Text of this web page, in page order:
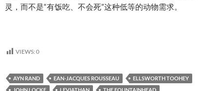
灵，而不是“有饭吃、不会死”这种低等的动物需求。
VIEWS: 0
AYN RAND EAN-JACQUES ROUSSEAU
ELLSWORTH TOOHEY